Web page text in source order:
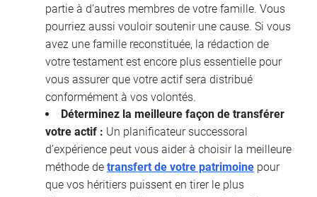
partie à d’autres membres de votre famille. Vous
pourriez aussi vouloir soutenir une cause. Si vous
avez une famille reconstituée, la rédaction de
votre testament est encore plus essentielle pour
vous assurer que votre actif sera distribué
conformément à vos volontés.
Déterminez la meilleure façon de transférer
votre actif : Un planificateur successoral
d’expérience peut vous aider à choisir la meilleure
méthode de transfert de votre patrimoine pour
que vos héritiers puissent en tirer le plus